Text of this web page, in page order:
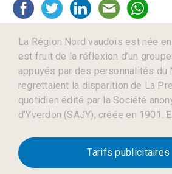
La Région Nord vaudois est née
est fruit de la réflexion d’un
appuyés par des personnalités du
regrettaient la disparition de La
quotidien édité par la Société
d’Yverdon (SAJY), créée en 1901.
Tarifs publicitaires